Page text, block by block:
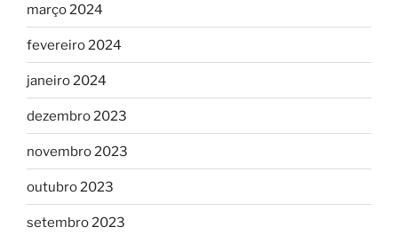
março 2024
fevereiro 2024
janeiro 2024
dezembro 2023
novembro 2023
outubro 2023
setembro 2023